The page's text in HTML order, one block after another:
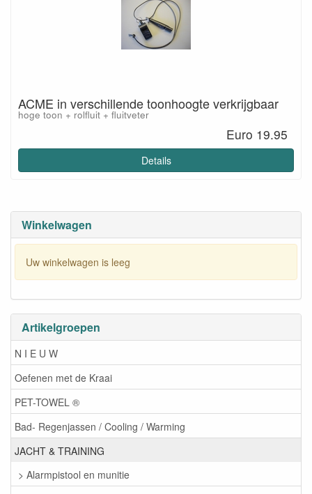
Winkelwagen
Uw winkelwagen is leeg
Artikelgroepen
N I E U W
Oefenen met de Kraai
PET-TOWEL ®
Bad- Regenjassen / Cooling / Warming
JACHT & TRAINING
> Alarmpistool en munitie
ACME in verschillende toonhoogte verkrijgbaar
hoge toon + rolfluit + fluitveter
Euro 19.95
Details